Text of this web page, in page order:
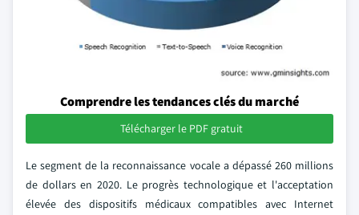
Comprendre les tendances clés du marché
Télécharger le PDF gratuit
Le segment de la reconnaissance vocale a dépassé 260 millions
de dollars en 2020. Le progrès technologique et l'acceptation
élevée des dispositifs médicaux compatibles avec Internet